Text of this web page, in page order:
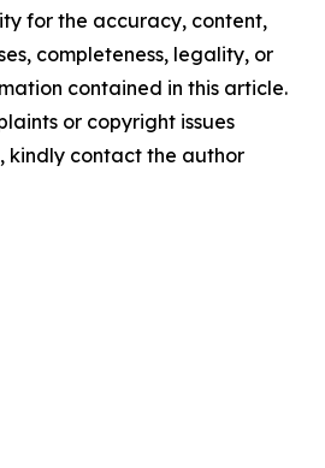
for the accuracy, content,
completeness, legality, or
contained in this article.
or copyright issues
kindly contact the author